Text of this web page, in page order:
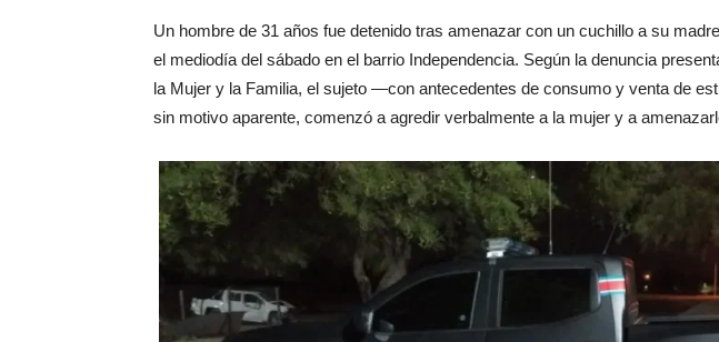
Un hombre de 31 años fue detenido tras amenazar con un cuchillo a su
el mediodía del sábado en el barrio Independencia. Según la denuncia
la Mujer y la Familia, el sujeto —con antecedentes de consumo y venta de
sin motivo aparente, comenzó a agredir verbalmente a la mujer y a